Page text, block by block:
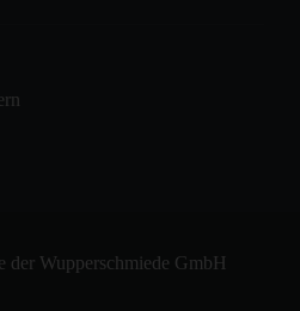
der Wupperschmiede GmbH